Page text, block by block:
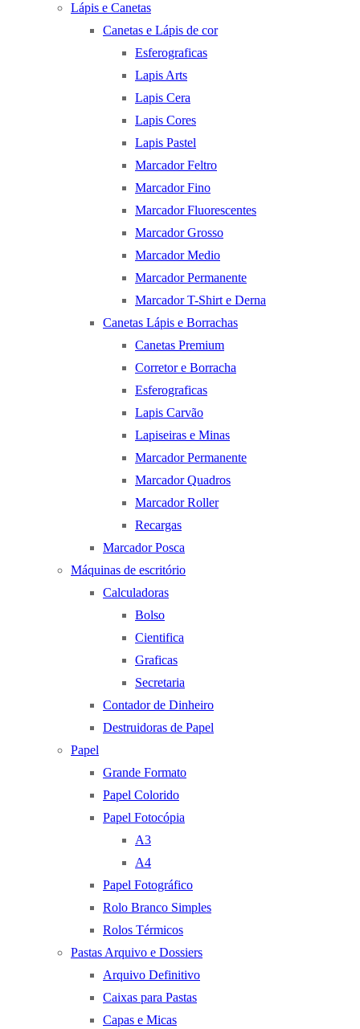
Lápis e Canetas
Canetas e Lápis de cor
Esferograficas
Lapis Arts
Lapis Cera
Lapis Cores
Lapis Pastel
Marcador Feltro
Marcador Fino
Marcador Fluorescentes
Marcador Grosso
Marcador Medio
Marcador Permanente
Marcador T-Shirt e Derna
Canetas Lápis e Borrachas
Canetas Premium
Corretor e Borracha
Esferograficas
Lapis Carvão
Lapiseiras e Minas
Marcador Permanente
Marcador Quadros
Marcador Roller
Recargas
Marcador Posca
Máquinas de escritório
Calculadoras
Bolso
Cientifica
Graficas
Secretaria
Contador de Dinheiro
Destruidoras de Papel
Papel
Grande Formato
Papel Colorido
Papel Fotocópia
A3
A4
Papel Fotográfico
Rolo Branco Simples
Rolos Térmicos
Pastas Arquivo e Dossiers
Arquivo Definitivo
Caixas para Pastas
Capas e Micas